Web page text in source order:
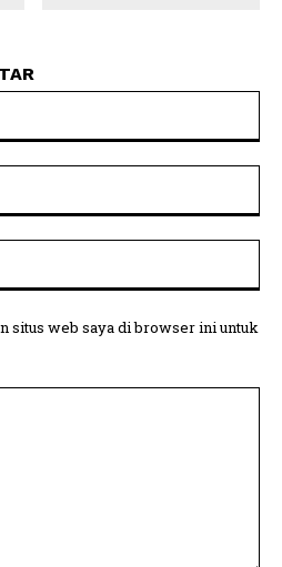
situs web saya di browser ini untuk